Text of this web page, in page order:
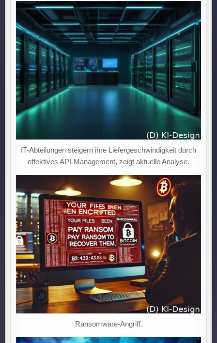
IT-Abteilungen steigern ihre Liefergeschwindigkeit durch
effektives API-Management, zeigt aktuelle Analyse.
Ransomware-Angriff.